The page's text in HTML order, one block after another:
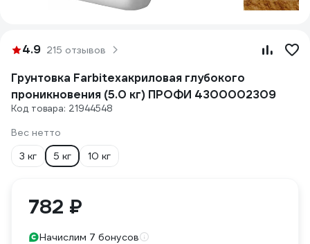
4.9 215 отзывов
Грунтовка Farbitexакриловая глубокого
проникновения (5.0 кг) ПРОФИ 4300002309
Код товара: 21944548
Вес нетто
3 кг
5 кг 10 кг
782 ₽
Начислим 7 бонусов